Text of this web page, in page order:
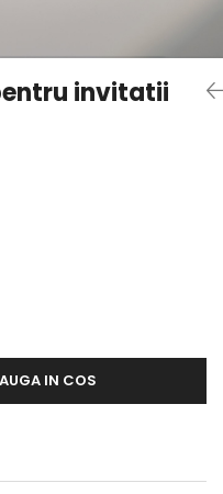
invitatii
IN COS